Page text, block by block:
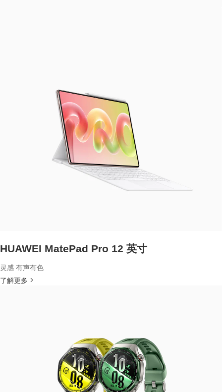
HUAWEI MatePad Pro 12 英寸
灵感 有声有色
了解更多